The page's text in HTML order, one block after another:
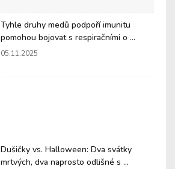
Tyhle druhy medů podpoří imunitu
pomohou bojovat s respiračními o ...
05.11.2025
Dušičky vs. Halloween: Dva svátky
mrtvých, dva naprosto odlišné s ...